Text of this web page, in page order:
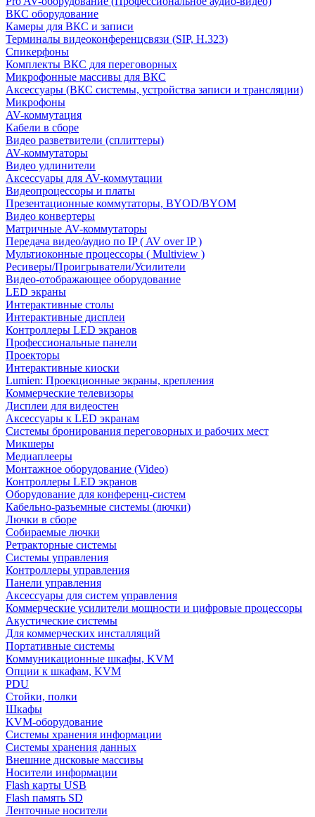
ВКС оборудование
Камеры для ВКС и записи
Терминалы видеоконференцсвязи (SIP, H.323)
Спикерфоны
Комплекты ВКС для переговорных
Микрофонные массивы для ВКС
Аксессуары (ВКС системы, устройства записи и трансляции)
Микрофоны
AV-коммутация
Кабели в сборе
Видео разветвители (сплиттеры)
AV-коммутаторы
Видео удлинители
Аксессуары для AV-коммутации
Видеопроцессоры и платы
Презентационные коммутаторы, BYOD/BYOM
Видео конвертеры
Матричные AV-коммутаторы
Передача видео/аудио по IP ( AV over IP )
Мультиоконные процессоры ( Multiview )
Ресиверы/Проигрыватели/Усилители
Видео-отображающее оборудование
LED экраны
Интерактивные столы
Интерактивные дисплеи
Контроллеры LED экранов
Профессиональные панели
Проекторы
Интерактивные киоски
Lumien: Проекционные экраны, крепления
Коммерческие телевизоры
Дисплеи для видеостен
Аксессуары к LED экранам
Системы бронирования переговорных и рабочих мест
Микшеры
Медиаплееры
Монтажное оборудование (Video)
Контроллеры LED экранов
Оборудование для конференц-систем
Кабельно-разъемные системы (лючки)
Лючки в сборе
Собираемые лючки
Ретракторные системы
Системы управления
Контроллеры управления
Панели управления
Аксессуары для систем управления
Коммерческие усилители мощности и цифровые процессоры
Акустические системы
Для коммерческих инсталляций
Портативные системы
Коммуникационные шкафы, KVM
Опции к шкафам, KVM
PDU
Стойки, полки
Шкафы
KVM-оборудование
Системы хранения информации
Системы хранения данных
Внешние дисковые массивы
Носители информации
Flash карты USB
Flash память SD
Ленточные носители